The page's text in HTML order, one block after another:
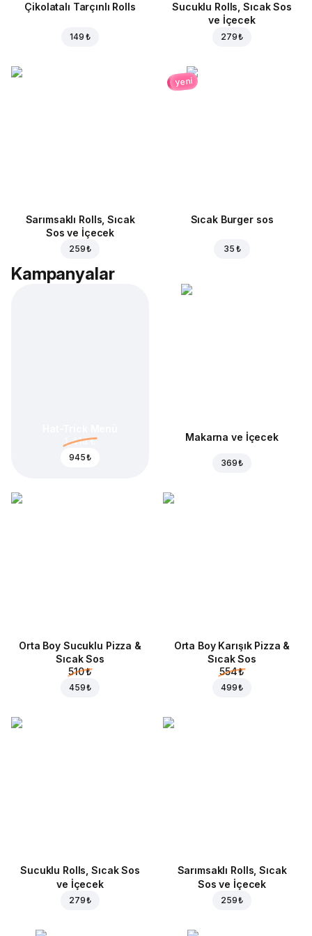
Çikolatalı Tarçınlı Rolls
149 ₺
Sucuklu Rolls, Sıcak Sos
ve İçecek
279 ₺
Sarımsaklı Rolls, Sıcak
Sos ve İçecek
259 ₺
yeni
Sıcak Burger sos
35 ₺
Kampanyalar
1.414 ₺
945 ₺
Makarna ve İçecek
369 ₺
Orta Boy Sucuklu Pizza &
Sıcak Sos
510 ₺
459 ₺
Orta Boy Karışık Pizza &
Sıcak Sos
554 ₺
499 ₺
Sucuklu Rolls, Sıcak Sos
ve İçecek
279 ₺
Sarımsaklı Rolls, Sıcak
Sos ve İçecek
259 ₺